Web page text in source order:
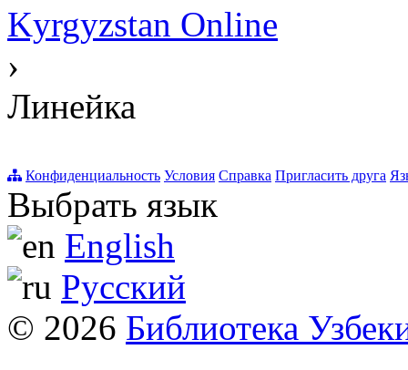
Kyrgyzstan Online
›
Линейка
Конфиденциальность Условия Справка Пригласить друга
Выбрать язык
English
Русский
© 2026 Библиотека